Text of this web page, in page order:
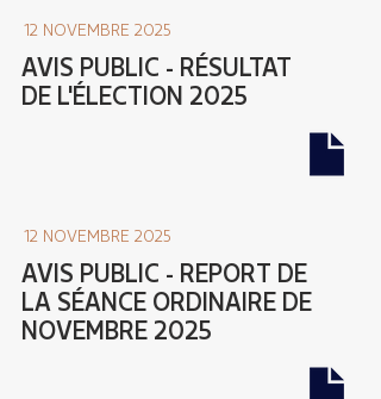
12 NOVEMBRE 2025
AVIS PUBLIC - RÉSULTAT
DE L'ÉLECTION 2025
12 NOVEMBRE 2025
AVIS PUBLIC - REPORT DE
LA SÉANCE ORDINAIRE DE
NOVEMBRE 2025